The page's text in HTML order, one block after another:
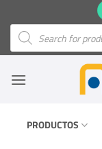
contenido
Búsqueda
productos
PRODUCTOS